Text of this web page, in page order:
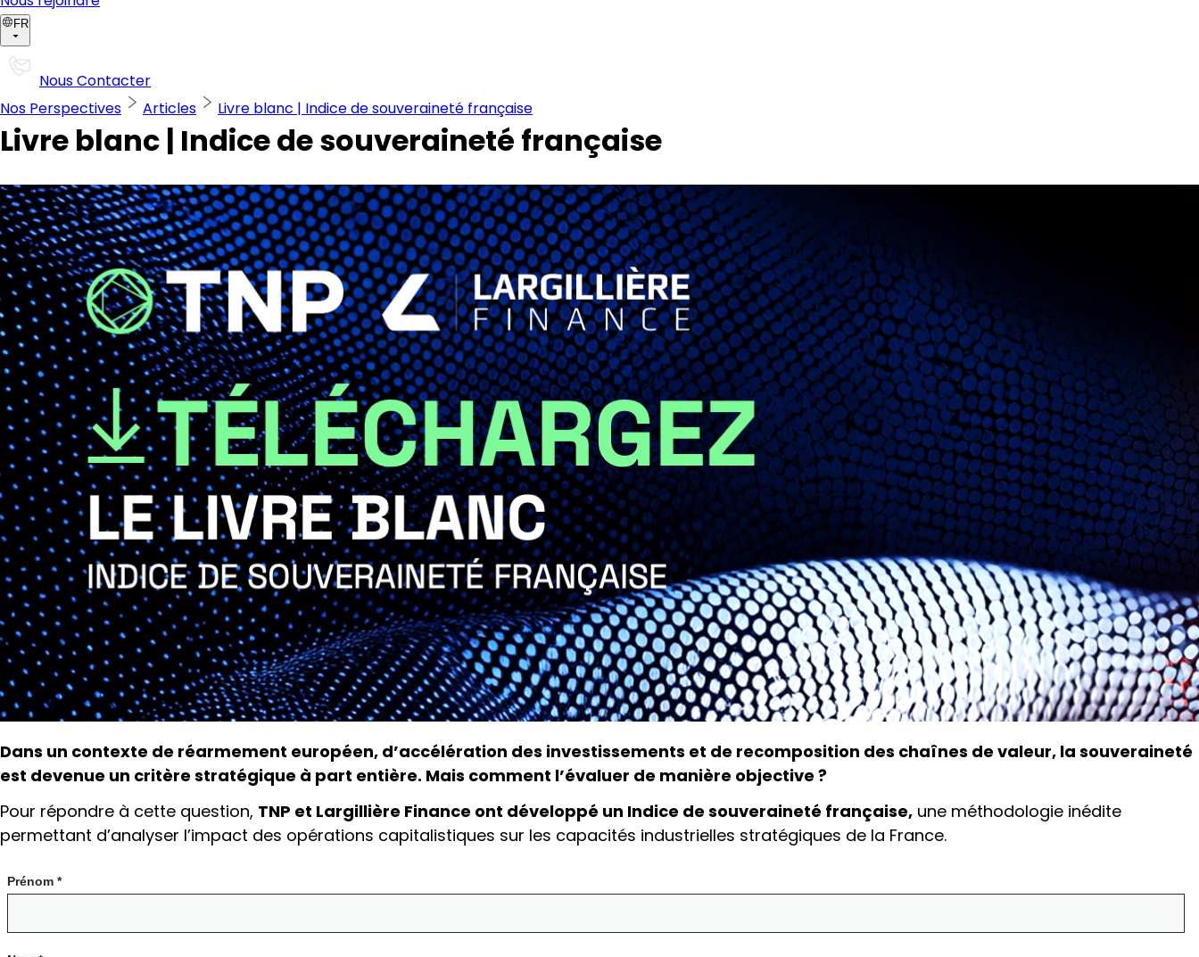
FR
Nous Contacter
Nos Perspectives
Articles Livre blanc | Indice de souveraineté française
Livre blanc | Indice de souveraineté française
Dans un contexte de réarmement européen, d’accélération des investissements et de recomposition des chaînes de valeur, la souveraineté
est devenue un critère stratégique à part entière. Mais comment l’évaluer de manière objective ?
Pour répondre à cette question, TNP et Largillière Finance ont développé un Indice de souveraineté française, une méthodologie inédite
permettant d’analyser l’impact des opérations capitalistiques sur les capacités industrielles stratégiques de la France.